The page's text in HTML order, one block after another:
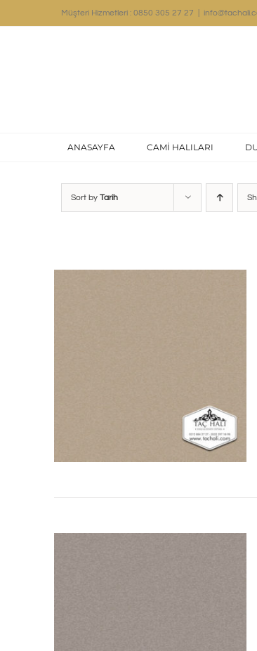
Müşteri Hizmetleri : 0850 305 27 27
ANASAYFA CAMİ HALILARI
Sort by Tarih